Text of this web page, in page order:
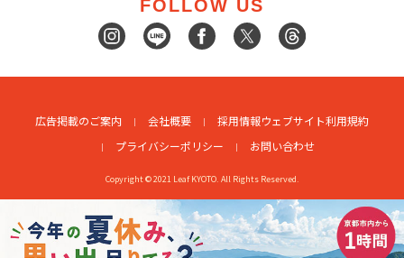
FOLLOW US
広告掲載のご案内 会社概要 採用情報ウェブサイト利用規約
プライバシーポリシー
お問い合わせ
Copyright © 2021 Leaf KYOTO. All Rights Reserved.